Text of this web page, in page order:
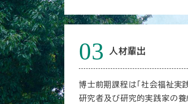
03 人材輩出
博士前期課程は「社会福祉実
研究者及び研究的実践家の養